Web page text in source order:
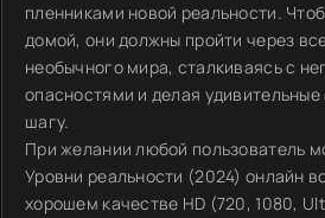
пленниками новой реальности.
домой, они должны пройти через
необычного мира, сталкиваясь с
опасностями и делая
шагу.
При желании любой пользователь
Уровни реальности (2024) онлайн
хорошем качестве HD (720, 1080,